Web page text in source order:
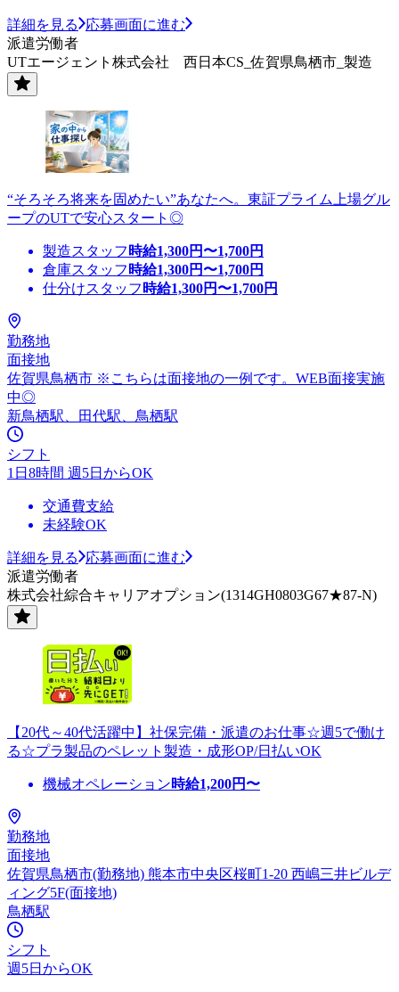
詳細を見る
応募画面に進む
派遣労働者
UTエージェント株式会社 西日本CS_佐賀県鳥栖市_製造
“そろそろ将来を固めたい”あなたへ。東証プライム上場グル
ープのUTで安心スタート◎
製造スタッフ 時給1,300円〜1,700円
倉庫スタッフ 時給1,300円〜1,700円
仕分けスタッフ 時給1,300円〜1,700円
勤務地
面接地
佐賀県鳥栖市 ※こちらは面接地の一例です。WEB面接実施
中◎
新鳥栖駅、田代駅、鳥栖駅
シフト
1日8時間 週5日からOK
交通費支給
未経験OK
詳細を見る
応募画面に進む
派遣労働者
株式会社綜合キャリアオプション(1314GH0803G67★87-N)
【20代～40代活躍中】社保完備・派遣のお仕事☆週5で働け
る☆プラ製品のペレット製造・成形OP/日払いOK
機械オペレーション時給1,200円〜
勤務地
面接地
佐賀県鳥栖市(勤務地) 熊本市中央区桜町1-20 西嶋三井ビルデ
ィング5F(面接地)
鳥栖駅
シフト
週5日からOK